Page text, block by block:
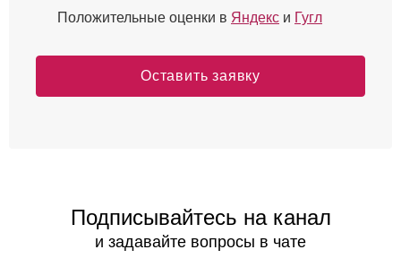
Положительные оценки в Яндекс и Гугл
Оставить заявку
Подписывайтесь на канал
и задавайте вопросы в чате